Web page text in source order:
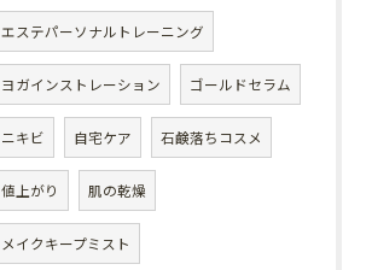
エステパーソナルトレーニング
ヨガインストレーション ゴールドセラム
ニキビ 自宅ケア 石鹸落ちコスメ
値上がり 肌の乾燥
メイクキープミスト